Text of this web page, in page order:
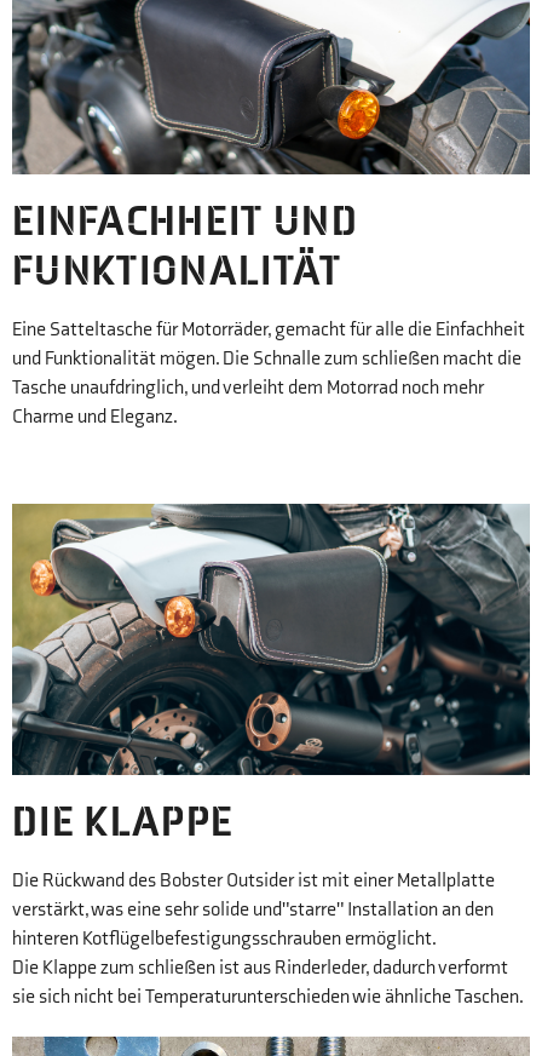
EINFACHHEIT UND
FUNKTIONALITÄT
Eine Satteltasche für Motorräder, gemacht für alle die Einfachheit
und Funktionalität mögen. Die Schnalle zum schließen macht die
Tasche unaufdringlich, und verleiht dem Motorrad noch mehr
Charme und Eleganz.
DIE KLAPPE
Die Rückwand des Bobster Outsider ist mit einer Metallplatte
verstärkt, was eine sehr solide und"starre" Installation an den
hinteren Kotflügelbefestigungsschrauben ermöglicht.
Die Klappe zum schließen ist aus Rinderleder, dadurch verformt
sie sich nicht bei Temperaturunterschieden wie ähnliche Taschen.